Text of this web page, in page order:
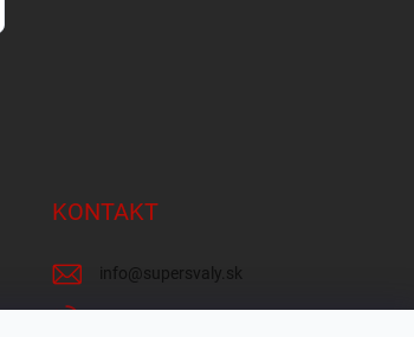
KONTAKT
info@supersvaly.sk